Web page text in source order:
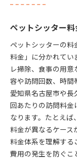
ペットシッター
ペットシッターの
料金」に分かれてい
レ掃除、食事の用
容や訪問回数、時間
愛知県名古屋市や長
回あたりの訪問料金
なります。たとえ
料金が異なるケース
料金体系を理解する
費用の発生を防ぐこ